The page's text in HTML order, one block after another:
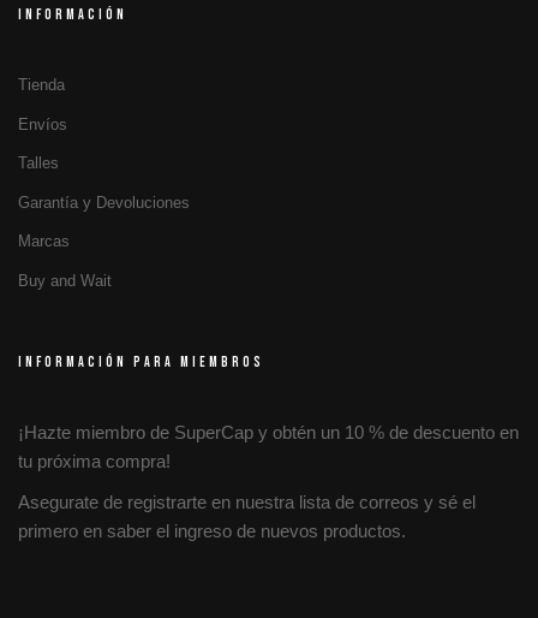
INFORMACIÓN
Tienda
Envíos
Talles
Garantía y Devoluciones
Marcas
Buy and Wait
INFORMACIÓN PARA MIEMBROS
¡Hazte miembro de SuperCap y obtén un 10 % de descuento en
tu próxima compra!
Asegurate de registrarte en nuestra lista de correos y sé el
primero en saber el ingreso de nuevos productos.